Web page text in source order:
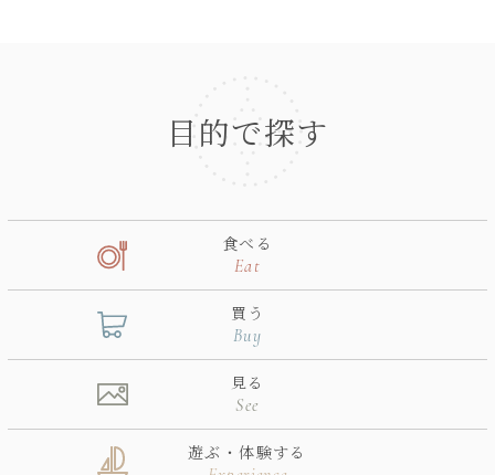
目的で探す
食べる
Eat
買う
Buy
見る
See
遊ぶ・体験する